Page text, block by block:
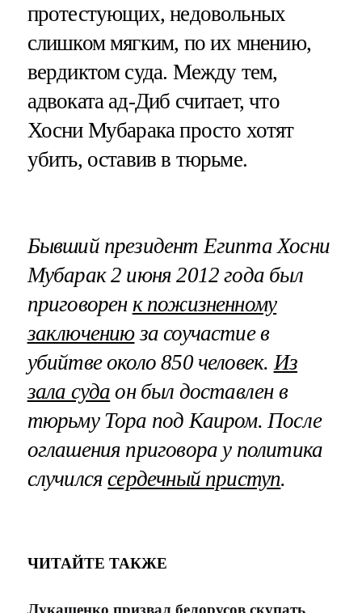
протестующих, недовольных
слишком мягким, по их мнению,
вердиктом суда. Между тем,
адвоката ад-Диб считает, что
Хосни Мубарака просто хотят
убить, оставив в тюрьме.
Бывший президент Египта Хосни
Мубарак 2 июня 2012 года был
приговорен к пожизненному
заключениюза соучастие в
убийтве около 850 человек.Из
зала суда он был доставлен в
тюрьму Тора под Каиром. После
оглашения приговора у политика
случилсясердечный приступ.
ЧИТАЙТЕ ТАКЖЕ
Лукашенко призвал белорусов скупать